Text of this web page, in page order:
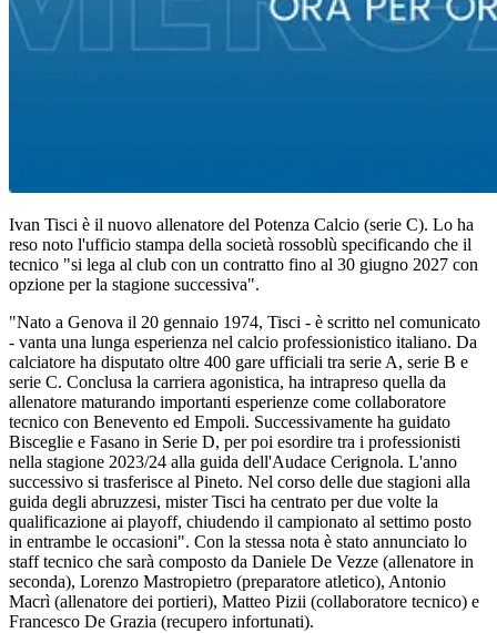
Ivan Tisci è il nuovo allenatore del Potenza Calcio (serie C). Lo ha
reso noto l'ufficio stampa della società rossoblù specificando che il
tecnico "si lega al club con un contratto fino al 30 giugno 2027 con
opzione per la stagione successiva".
"Nato a Genova il 20 gennaio 1974, Tisci - è scritto nel comunicato
- vanta una lunga esperienza nel calcio professionistico italiano. Da
calciatore ha disputato oltre 400 gare ufficiali tra serie A, serie B e
serie C. Conclusa la carriera agonistica, ha intrapreso quella da
allenatore maturando importanti esperienze come collaboratore
tecnico con Benevento ed Empoli. Successivamente ha guidato
Bisceglie e Fasano in Serie D, per poi esordire tra i professionisti
nella stagione 2023/24 alla guida dell'Audace Cerignola. L'anno
successivo si trasferisce al Pineto. Nel corso delle due stagioni alla
guida degli abruzzesi, mister Tisci ha centrato per due volte la
qualificazione ai playoff, chiudendo il campionato al settimo posto
in entrambe le occasioni". Con la stessa nota è stato annunciato lo
staff tecnico che sarà composto da Daniele De Vezze (allenatore in
seconda), Lorenzo Mastropietro (preparatore atletico), Antonio
Macrì (allenatore dei portieri), Matteo Pizii (collaboratore tecnico) e
Francesco De Grazia (recupero infortunati).